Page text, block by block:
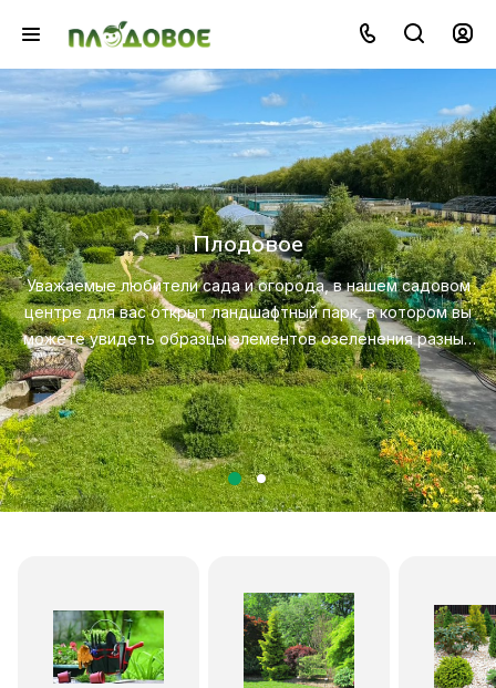
вы
разных
Озеленение
Создайте красивую и экологичную среду с
профессионального ландшафтного дизайна,
ухода за растениями.
Посмотреть услугу